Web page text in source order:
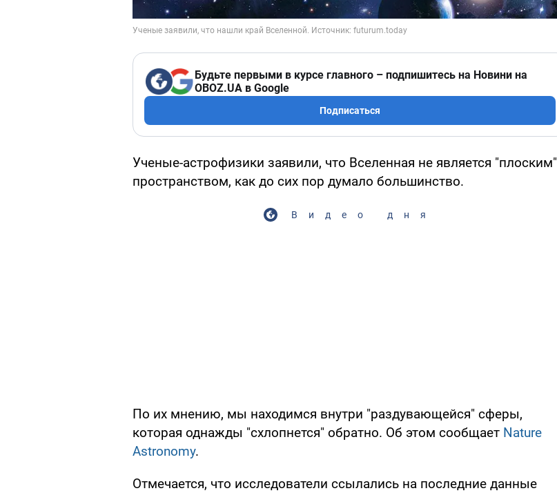
Будьте первыми в курсе главного – подпишитесь на Новини на
OBOZ.UA в Google
Подписаться
Ученые-астрофизики заявили, что Вселенная не является "плоским"
пространством, как до сих пор думало большинство.
Видео дня
По их мнению, мы находимся внутри "раздувающейся" сферы,
которая однажды "схлопнется" обратно. Об этом сообщает Nature
Astronomy.
Отмечается, что исследователи ссылались на последние данные